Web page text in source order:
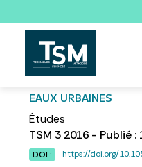
EAUX URBAINES
Études
TSM 3 2016 - Publié :
DOI : https://doi.org/